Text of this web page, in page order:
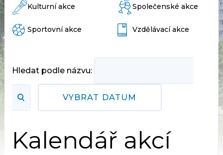
Hledat podle názvu:
VYBRAT DATUM
Kalendář akcí
Kulturní akce Společenské akce
Sportovní akce Vzdělávací akce